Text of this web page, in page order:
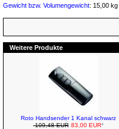
Gewicht bzw. Volumengewicht: 15,00 kg
Weitere Produkte
Roto Handsender 1 Kanal schwarz
109,48 EUR 83,00 EUR*